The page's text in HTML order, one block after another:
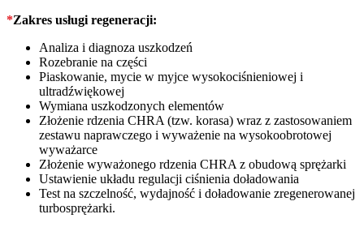
*Zakres usługi regeneracji:
Analiza i diagnoza uszkodzeń
Rozebranie na części
Piaskowanie, mycie w myjce wysokociśnieniowej i
ultradźwiękowej
Wymiana uszkodzonych elementów
Złożenie rdzenia CHRA (tzw. korasa) wraz z zastosowaniem
zestawu naprawczego i wyważenie na wysokoobrotowej
wyważarce
Złożenie wyważonego rdzenia CHRA z obudową sprężarki
Ustawienie układu regulacji ciśnienia doładowania
Test na szczelność, wydajność i doładowanie zregenerowanej
turbosprężarki.